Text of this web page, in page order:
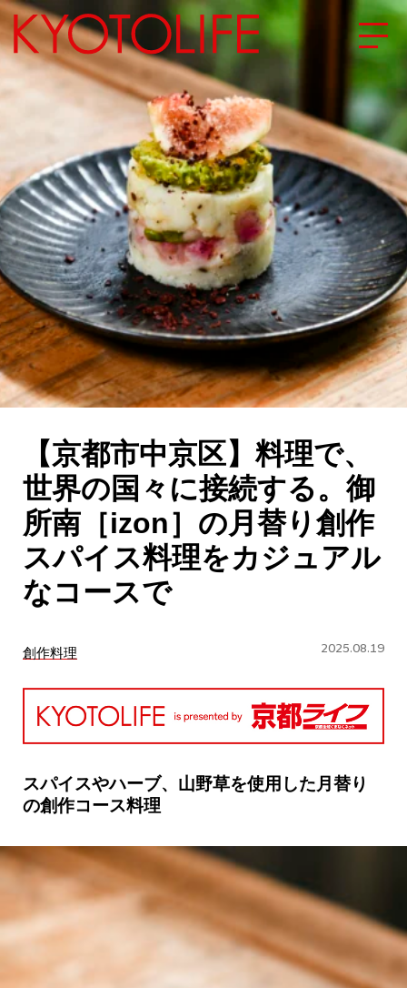
エリアから探す
地図から探す
カテゴリーから探す
SPECIAL
NEW OPEN
SERIES
CULTURE
ABOUT US
Instagram
チケットプレゼント応募
MAIN MENU
SERIES
カレーが好き
京都おやつクラブ
私と店のはなし
今月の京みやげ
【京都市中京区】料理で、
世界の国々に接続する。御
所南［izon］の月替り創作
スパイス料理をカジュアル
なコースで
創作料理 2025.08.19
スパイスやハーブ、山野草を使用した月替り
の創作コース料理